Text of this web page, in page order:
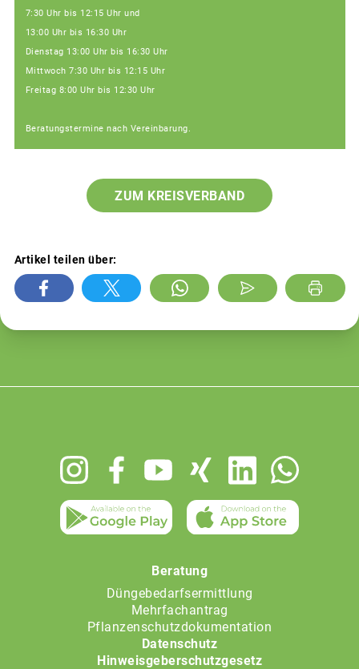
7:30 Uhr bis 12:15 Uhr und
13:00 Uhr bis 16:30 Uhr
Dienstag 13:00 Uhr bis 16:30 Uhr
Mittwoch 7:30 Uhr bis 12:15 Uhr
Freitag 8:00 Uhr bis 12:30 Uhr
Beratungstermine nach Vereinbarung.
ZUM KREISVERBAND
Artikel teilen über:
Beratung
Düngebedarfsermittlung
Mehrfachantrag
Pflanzenschutzdokumentation
Datenschutz
Hinweisgeberschutzgesetz